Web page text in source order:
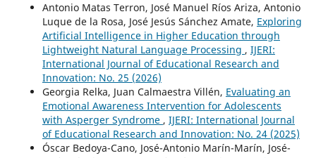
Antonio Matas Terron, José Manuel Ríos Ariza, Antonio
Luque de la Rosa, José Jesús Sánchez Amate, Exploring
Artificial Intelligence in Higher Education through
Lightweight Natural Language Processing , IJERI:
International Journal of Educational Research and
Innovation: No. 25 (2026)
Georgia Relka, Juan Calmaestra Villén, Evaluating an
Emotional Awareness Intervention for Adolescents
with Asperger Syndrome , IJERI: International Journal
of Educational Research and Innovation: No. 24 (2025)
Óscar Bedoya-Cano, José-Antonio Marín-Marín, José-